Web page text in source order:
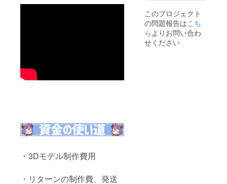
・3Dモデル制作費用
・リターンの制作費、発送
このプロジェクト
の問題報告はこち
ら よりお問い合わ
せください